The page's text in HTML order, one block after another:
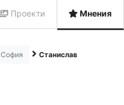
Проекти Мнения
София Станислав